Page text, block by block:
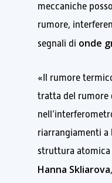
meccaniche
rumore,
segnali di onde
«Il rumore
tratta del rumore
riarrangiamenti a
struttura atomica
Hanna Skliarova